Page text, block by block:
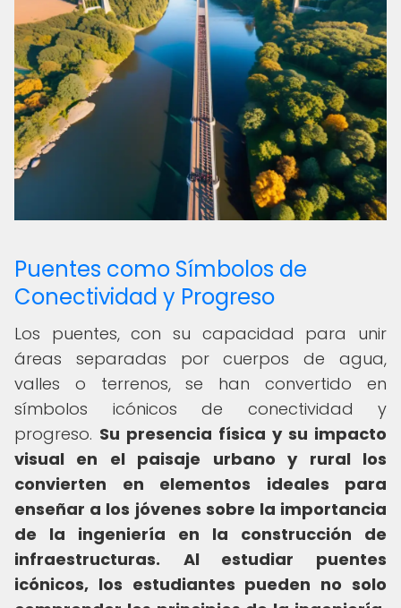
Puentes como Símbolos de
Conectividad y Progreso
Los puentes, con su capacidad para unir
áreas separadas por cuerpos de agua,
valles o terrenos, se han convertido en
símbolos icónicos de conectividad y
progreso. Su presencia física y su impacto
visual en el paisaje urbano y rural los
convierten en elementos ideales para
enseñar a los jóvenes sobre la importancia
de la ingeniería en la construcción de
infraestructuras.
Al estudiar puentes
icónicos, los estudiantes pueden no solo